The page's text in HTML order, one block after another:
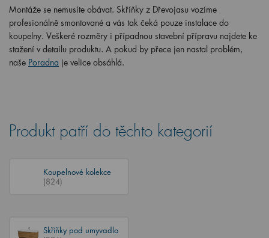
Montáže se nemusíte obávat. Skříňky z Dřevojasu vozíme
profesionálně smontované a vás tak čeká pouze instalace do
koupelny. Veškeré rozměry i případnou stavební přípravu najdete ke
stažení v detailu produktu. A pokud by přece jen nastal problém,
naše Poradna je velice obsáhlá.
Produkt patří do těchto kategorií
Koupelnové kolekce
(824)
Skříňky pod umyvadlo